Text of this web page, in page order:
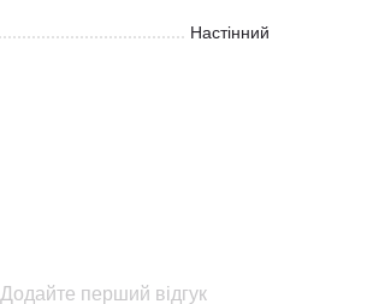
Настінний
Додайте перший відгук